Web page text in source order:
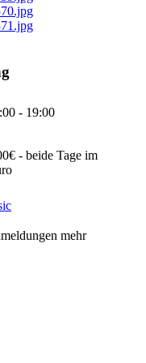
- 19:00
- beide Tage im
mehr